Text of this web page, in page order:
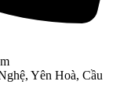
Yên Hoà, Cầu